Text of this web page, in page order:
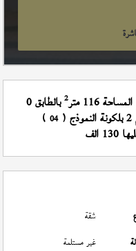
116 متر 2 بالطابق 0
04
)
شقة
غير مستلمة